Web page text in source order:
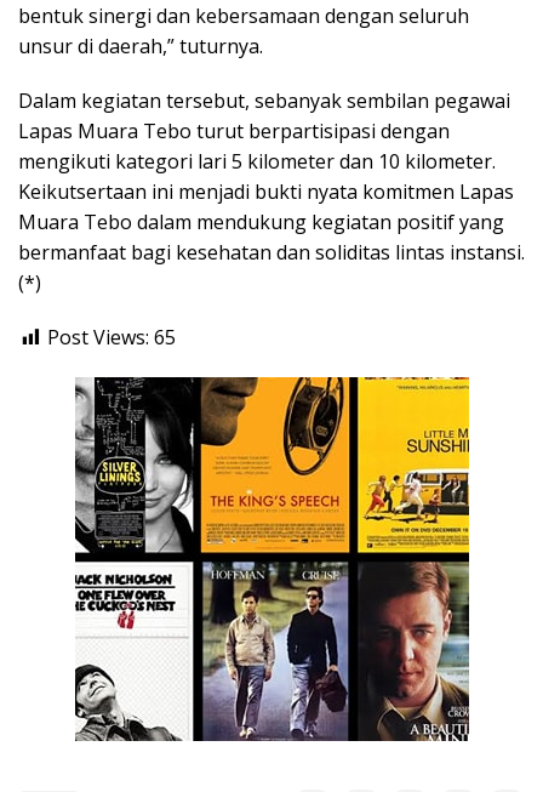
bentuk sinergi dan kebersamaan dengan seluruh
unsur di daerah,” tuturnya.
Dalam kegiatan tersebut, sebanyak sembilan pegawai
Lapas Muara Tebo turut berpartisipasi dengan
mengikuti kategori lari 5 kilometer dan 10 kilometer.
Keikutsertaan ini menjadi bukti nyata komitmen Lapas
Muara Tebo dalam mendukung kegiatan positif yang
bermanfaat bagi kesehatan dan soliditas lintas instansi.
(*)
Post Views: 65